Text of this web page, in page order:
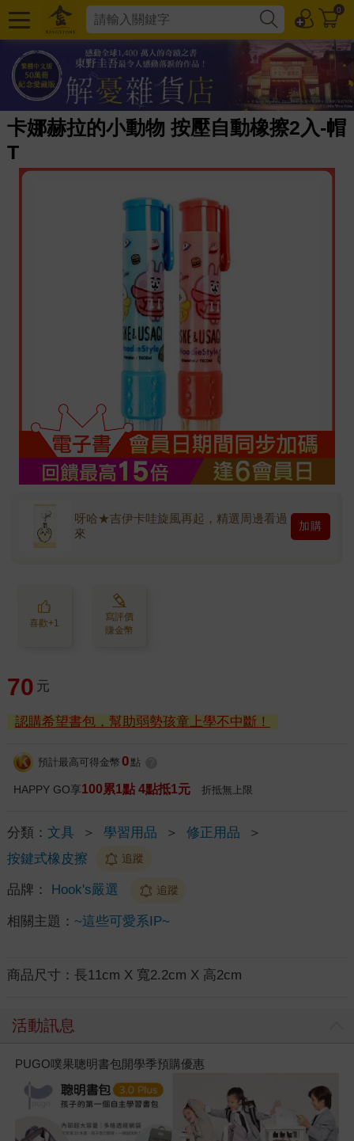
0
卡娜赫拉的小動物 按壓自動橡擦2入-帽
T
呀哈★吉伊卡哇旋風再起，精選周邊看過
來
加購
喜歡+1
寫評價
賺金幣
70 元
認購希望書包，幫助弱勢孩童上學不中斷！
預計最高可得金幣 0 點
HAPPY GO享100累1點 4點抵1元 折抵無上限
分類： 文具 ＞ 學習用品 ＞ 修正用品
＞
按鍵式橡皮擦
追蹤
品牌： Hook's嚴選 追蹤
相關主題： ~這些可愛系IP~
商品尺寸： 長11cm X 寬2.2cm X 高2cm
活動訊息
PUGO噗果聰明書包開學季預購優惠